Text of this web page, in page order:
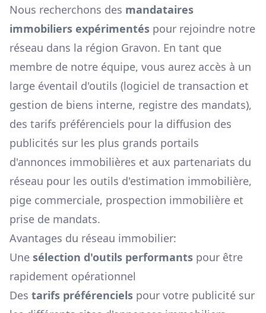
Nous recherchons des mandataires
immobiliers expérimentés pour rejoindre notre
réseau dans la région Gravon. En tant que
membre de notre équipe, vous aurez accès à un
large éventail d'outils (logiciel de transaction et
gestion de biens interne, registre des mandats),
des tarifs préférenciels pour la diffusion des
publicités sur les plus grands portails
d'annonces immobilières et aux partenariats du
réseau pour les outils d'estimation immobilière,
pige commerciale, prospection immobilière et
prise de mandats.
Avantages du réseau immobilier:
Une sélection d'outils performants pour être
rapidement opérationnel
Des tarifs préférenciels pour votre publicité sur